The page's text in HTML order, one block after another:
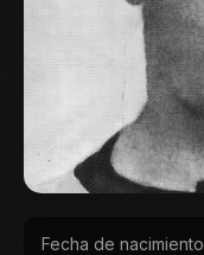
Fecha de nacimiento